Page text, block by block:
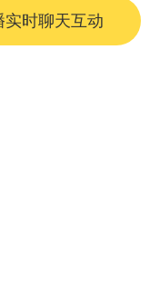
时聊天互动